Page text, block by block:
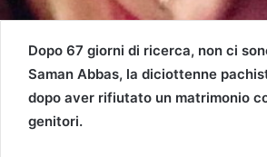
Dopo 67 giorni di ricerca, non ci
Saman Abbas, la diciottenne
dopo aver rifiutato un matrimonio
genitori.